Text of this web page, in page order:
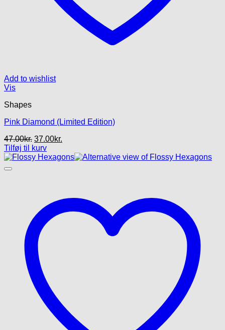
Add to wishlist
Vis
Shapes
Pink Diamond (Limited Edition)
47.00kr. Den
oprindelige
pris
37.00kr.
pris
Tilføj til kurv